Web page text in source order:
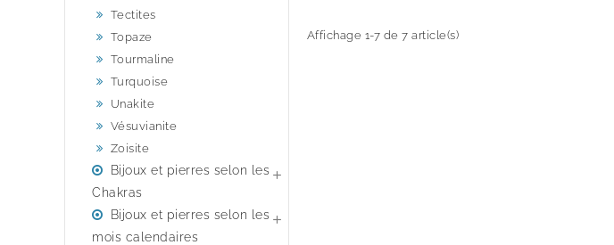
Tectites
Topaze
Tourmaline
Turquoise
Unakite
Vésuvianite
Zoisite
Bijoux et pierres selon les
Chakras

Bijoux et pierres selon les
mois calendaires

Affichage 1-7 de 7 article(s)